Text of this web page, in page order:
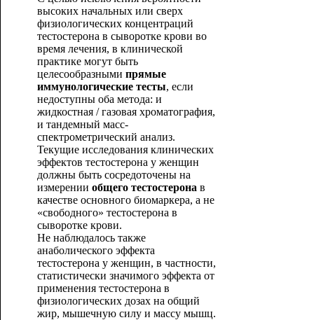
высоких начальных или сверх
физиологических концентраций
тестостерона в сыворотке крови во
время лечения, в клинической
практике могут быть
целесообразными прямые
иммунологические тесты, если
недоступны оба метода: и
жидкостная / газовая хроматография,
и тандемный масс-
спектрометрический анализ.
Текущие исследования клинических
эффектов тестостерона у женщин
должны быть сосредоточены на
измерении общего тестостерона в
качестве основного биомаркера, а не
«свободного» тестостерона в
сыворотке крови.
Не наблюдалось также
анаболического эффекта
тестостерона у женщин, в частности,
статистически значимого эффекта от
применения тестостерона в
физиологических дозах на общий
жир, мышечную силу и массу мышц.